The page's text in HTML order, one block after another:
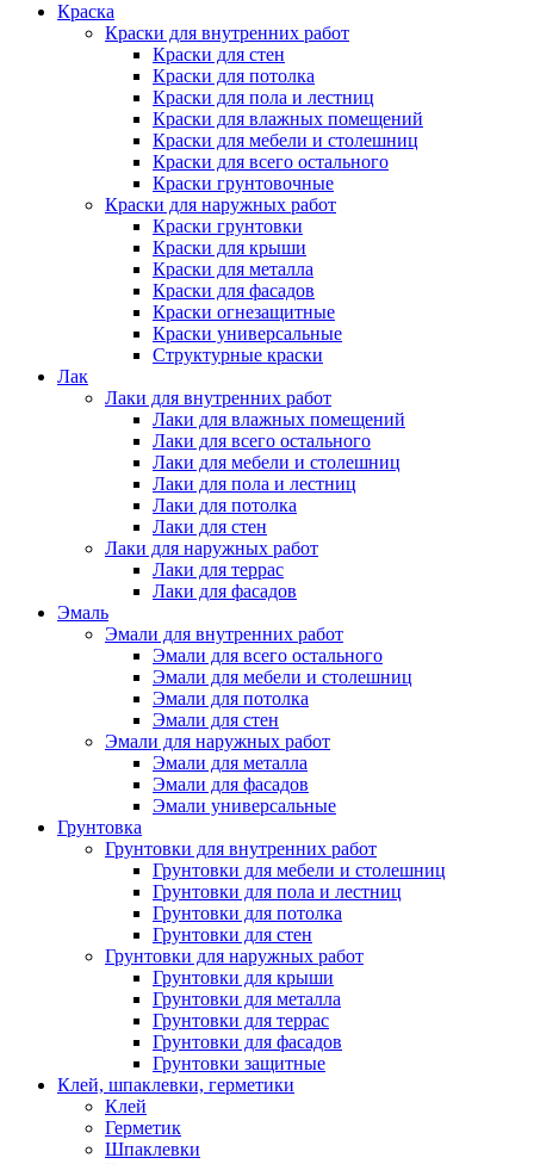
Краска
Краски для внутренних работ
Краски для стен
Краски для потолка
Краски для пола и лестниц
Краски для влажных помещений
Краски для мебели и столешниц
Краски для всего остального
Краски грунтовочные
Краски для наружных работ
Краски грунтовки
Краски для крыши
Краски для металла
Краски для фасадов
Краски огнезащитные
Краски универсальные
Структурные краски
Лак
Лаки для внутренних работ
Лаки для влажных помещений
Лаки для всего остального
Лаки для мебели и столешниц
Лаки для пола и лестниц
Лаки для потолка
Лаки для стен
Лаки для наружных работ
Лаки для террас
Лаки для фасадов
Эмаль
Эмали для внутренних работ
Эмали для всего остального
Эмали для мебели и столешниц
Эмали для потолка
Эмали для стен
Эмали для наружных работ
Эмали для металла
Эмали для фасадов
Эмали универсальные
Грунтовка
Грунтовки для внутренних работ
Грунтовки для мебели и столешниц
Грунтовки для пола и лестниц
Грунтовки для потолка
Грунтовки для стен
Грунтовки для наружных работ
Грунтовки для крыши
Грунтовки для металла
Грунтовки для террас
Грунтовки для фасадов
Грунтовки защитные
Клей, шпаклевки, герметики
Клей
Герметик
Шпаклевки